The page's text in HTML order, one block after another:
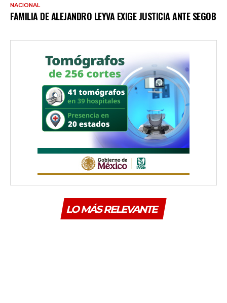
NACIONAL
FAMILIA DE ALEJANDRO LEYVA EXIGE JUSTICIA ANTE SEGOB
LO MÁS RELEVANTE